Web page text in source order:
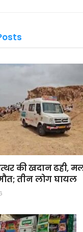
की खदान ढही,
तीन लोग घायल